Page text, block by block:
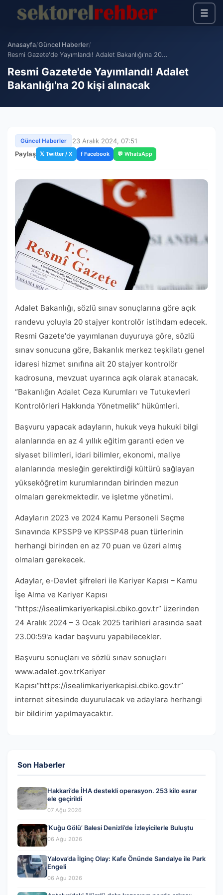
☰
Anasayfa/Güncel Haberler/
Resmi Gazete'de Yayımlandı! Adalet Bakanlığı'na 20...
Resmi Gazete'de Yayımlandı! Adalet
Bakanlığı'na 20 kişi alınacak
Güncel Haberler
23 Aralık 2024, 07:51
Paylaş 𝕏 Twitter / X f Facebook 💬 WhatsApp
Adalet Bakanlığı, sözlü sınav sonuçlarına göre açık
randevu yoluyla 20 stajyer kontrolör istihdam edecek.
Resmi Gazete'de yayımlanan duyuruya göre, sözlü
sınav sonucuna göre, Bakanlık merkez teşkilatı genel
idaresi hizmet sınıfına ait 20 stajyer kontrolör
kadrosuna, mevzuat uyarınca açık olarak atanacak.
“Bakanlığın Adalet Ceza Kurumları ve Tutukevleri
Kontrolörleri Hakkında Yönetmelik” hükümleri.
Başvuru yapacak adayların, hukuk veya hukuki bilgi
alanlarında en az 4 yıllık eğitim garanti eden ve
siyaset bilimleri, idari bilimler, ekonomi, maliye
alanlarında mesleğin gerektirdiği kültürü sağlayan
yükseköğretim kurumlarından birinden mezun
olmaları gerekmektedir. ve işletme yönetimi.
Adayların 2023 ve 2024 Kamu Personeli Seçme
Sınavında KPSSP9 ve KPSSP48 puan türlerinin
herhangi birinden en az 70 puan ve üzeri almış
olmaları gerekecek.
Adaylar, e-Devlet şifreleri ile Kariyer Kapısı – Kamu
İşe Alma ve Kariyer Kapısı
“https://isealimkariyerkapisi.cbiko.gov.tr” üzerinden
24 Aralık 2024 – 3 Ocak 2025 tarihleri ​​arasında saat
23.00:59'a kadar başvuru yapabilecekler.
Başvuru sonuçları ve sözlü sınav sonuçları
www.adalet.gov.tr​​​​​​​​​​​​​Kariyer
Kapısı“https://isealimkariyerkapisi.cbiko.gov.tr”
internet sitesinde duyurulacak ve adaylara herhangi
bir bildirim yapılmayacaktır.
Son Haberler
Hakkari’de İHA destekli operasyon. 253 kilo esrar
ele geçirildi
07 Ağu 2026
‘Kuğu Gölü’ Balesi Denizli’de İzleyicilerle Buluştu
06 Ağu 2026
Yalova’da İlginç Olay: Kafe Önünde Sandalye ile Park
Engeli
06 Ağu 2026